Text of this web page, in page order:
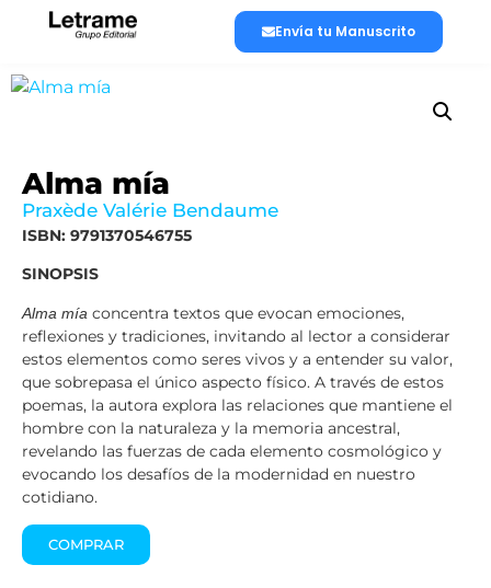
Envía tu Manuscrito
Alma mía
Praxède Valérie Bendaume
ISBN: 9791370546755
SINOPSIS
Alma mía concentra textos que evocan emociones,
reflexiones y tradiciones, invitando al lector a considerar
estos elementos como seres vivos y a entender su valor,
que sobrepasa el único aspecto físico. A través de estos
poemas, la autora explora las relaciones que mantiene el
hombre con la naturaleza y la memoria ancestral,
revelando las fuerzas de cada elemento cosmológico y
evocando los desafíos de la modernidad en nuestro
cotidiano.
COMPRAR